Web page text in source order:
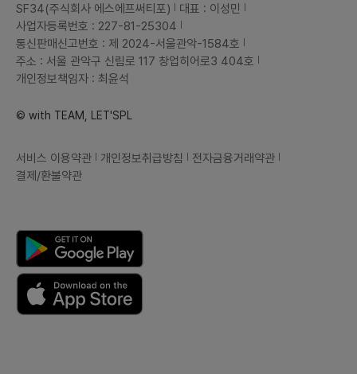
SF34(주식회사 에스에프써티포)
대표 : 이성민
사업자등록번호 : 227-81-25304
통신판매신고번호 : 제 2024-서울관악-1584호
주소 : 서울 관악구 신림로 117 창업히어로3 404호
개인정보책임자 : 최윤석
© with TEAM, LET'SPL
서비스 이용약관 개인정보취급방침
전자금융거래약관
결제/환불약관